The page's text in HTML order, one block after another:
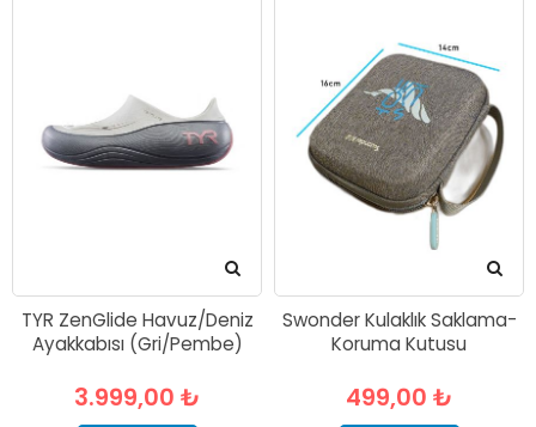
TYR ZenGlide Havuz/Deniz
Ayakkabısı (Gri/Pembe)
3.999,00 ₺
Swonder Kulaklık Saklama-
Koruma Kutusu
499,00 ₺